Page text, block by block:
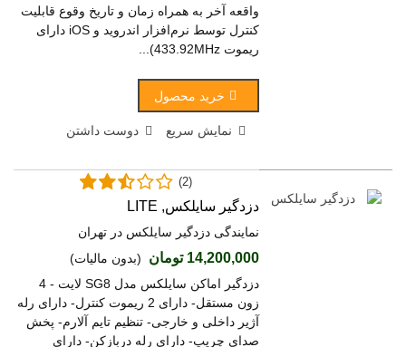
واقعه آخر به همراه زمان و تاریخ وقوع قابلیت
کنترل توسط نرم‌افزار اندروید و iOS دارای
ریموت 433.92MHz)...
خرید محصول
نمایش سریع دوست داشتن
دزدگیر سایلکس, LITE
نمایندگی دزدگیر سایلکس در تهران
14,200,000 تومان (بدون مالیات)
(2)
دزدگیر اماکن سایلکس مدل SG8 لایت - 4
زون مستقل- دارای 2 ریموت کنترل- دارای رله
آژیر داخلی و خارجی- تنظیم تایم آلارم- پخش
صدای چریپ- دارای رله دربازکن- دارای